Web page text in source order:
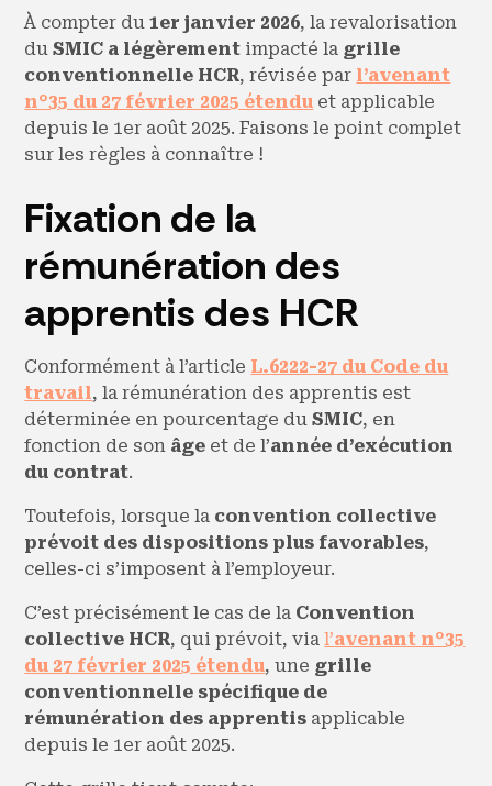
À compter du1er janvier 2026, la revalorisation
duSMIC a légèrement impacté la grille
conventionnelle HCR, révisée par l’avenant
n°35 du 27 février 2025 étendu et applicable
depuis le 1er août 2025. Faisons le point complet
sur les règles à connaître !
Fixation de la
rémunération des
apprentis des HCR
Conformément à l’article L.6222-27 du Code du
travail, la rémunération des apprentis est
déterminée en pourcentage duSMIC, en
fonction de son âge et de l’année d’exécution
du contrat.
Toutefois, lorsque la convention collective
prévoit des dispositions plus favorables,
celles-ci s’imposent à l’employeur.
C’est précisément le cas de la Convention
collective HCR, qui prévoit, vial’avenant n°35
du 27 février 2025 étendu, une grille
conventionnelle spécifique de
rémunération des apprentis applicable
depuis le 1er août 2025.